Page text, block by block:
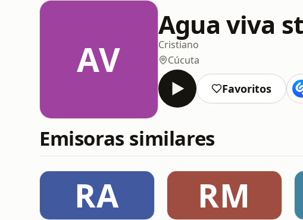
AV
Agua viva
Cristiano
Cúcuta
Favoritos
Emisoras similares
RA RM